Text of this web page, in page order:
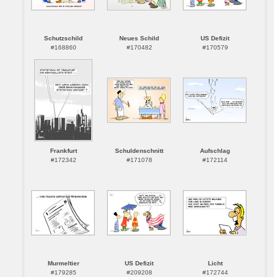
Schutzschild
#168860
Neues Schild
#170482
US Defizit
#170579
Frankfurt
#172342
Schuldenschnitt
#171078
Aufschlag
#172114
Murmeltier
#179285
US Defizit
#209208
Licht
#172744